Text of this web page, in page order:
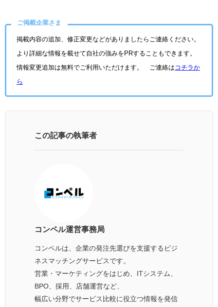
ご掲載企業さま
掲載内容の追加、修正変更などがありましたらご連絡ください。
より詳細な情報を載せて自社の強みをPRすることもできます。
情報変更追加は無料でご利用いただけます。 ご連絡は コチラか
ら
この記事の執筆者
コンペル運営事務局
コンペルは、企業の発注先選びを支援するビジ
ネスマッチングサービスです。
営業・マーケティングをはじめ、ITシステム、
BPO、採用、店舗運営など、
幅広い分野でサービス比較に役立つ情報を発信